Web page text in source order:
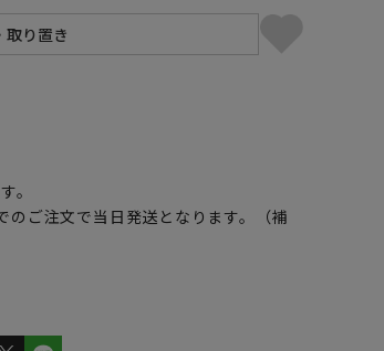
。
ご注文で当日発送となります。（補